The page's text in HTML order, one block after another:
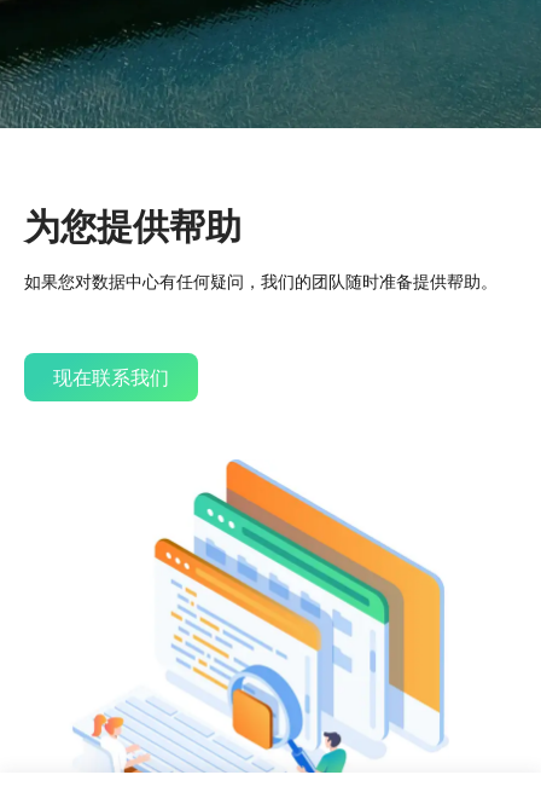
为您提供帮助
如果您对数据中心有任何疑问，我们的团队随时准备提供帮助。
现在联系我们